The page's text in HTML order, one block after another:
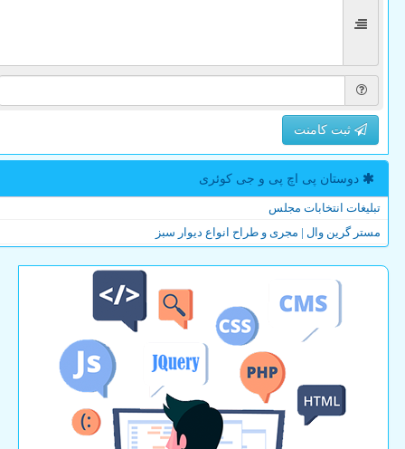
ثبت کامنت
دوستان پی اچ پی و جی كوئری
تبلیغات انتخابات مجلس
مستر گرین وال | مجری و طراح انواع دیوار سبز